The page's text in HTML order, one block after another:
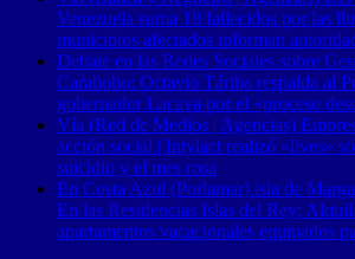
Venezuela suma 18 fallecidos por las
municipios afectados informan
Debate en las Redes Sociales sobre
Carabobo: Octavio Táriba respalda al
gobernador Lacava por el «proceso
Vía (Red de Medios | Agencias)
acción social | Intylact realizó «lives»
suicidio y el mes rosa
En Costa Azul (Porlamar) isla de
En las Residencias Islas del Rey:
apartamentos vacacionales equipados